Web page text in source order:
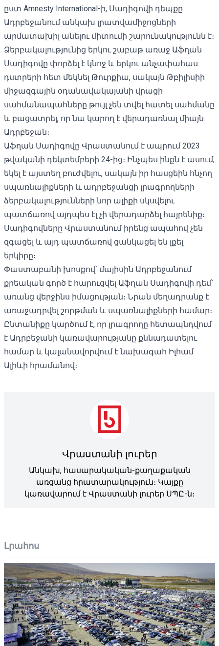
Լրահոս
ըստ Amnesty International-ի, Սադիգովի դեպքը
Ադրբեջանում անկախ լրատվամիջոցների
արմատախիլ անելու միտումի շարունակությունն է։
Ձերբակալությունից երկու շաբաթ առաջ Աֆղան
Սադիգովը փորձել է կնոջ և երկու անչափահաս
դստրերի հետ մեկնել Թուրքիա, սակայն Թբիլիսիի
միջազգային օդանավակայանի վրացի
սահմանապահները թույլ չեն տվել հատել սահմանը
և բացատրել, որ նա կարող է վերադառնալ միայն
Ադրբեջան։
Աֆղան Սադիգովը Վրաստանում է ապրում 2023
թվականի դեկտեմբերի 24-ից։ Ինչպես ինքն է ասում,
եկել է այստեղ բուժվելու, սակայն իր հասցեին հնչող
սպառնալիքների և ադրբեջանցի լրագրողների
ձերբակալությունների նոր ալիքի սկսվելու
պատճառով այդպես էլ չի վերադարձել հայրենիք։
Սադիգովները Վրաստանում իրենց ապահով չեն
զգացել և այդ պատճառով ցանկացել են լքել
երկիրը։
Փաստաբանի խոսքով՝ մայիսին Ադրբեջանում
քրեական գործ է հարուցվել Աֆղան Սադիգովի դեմ՝
առանց վերջինս իմացության։ Նրան մեղադրանք է
առաջադրվել շորթման և սպառնալիքների համար։
Ընտանիքը կարծում է, որ լրագրողը հետապնդվում
է Ադրբեջանի կառավարությանը քննադատելու
համար և կալանավորվում է նախագահ Իլհամ
Ալիևի հրամանով։
Վրաստանի լուրեր
Անկախ, հասարակական-քաղաքական
առցանց հրատարակություն։ Կայքը
կառավարում է Վրաստանի լուրեր ՍՊԸ-ն։